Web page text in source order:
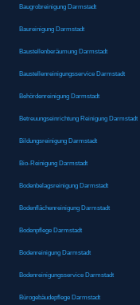
Baugrobreinigung Darmstadt
Baureinigung Darmstadt
Baustellenberäumung Darmstadt
Baustellenreinigungsservice Darmstadt
Behördenreinigung Darmstadt
Betreuungseinrichtung Reinigung Darmstadt
Bildungsreinigung Darmstadt
Bio-Reinigung Darmstadt
Bodenbelagsreinigung Darmstadt
Bodenflächenreinigung Darmstadt
Bodenpflege Darmstadt
Bodenreinigung Darmstadt
Bodenreinigungsservice Darmstadt
Bürogebäudepflege Darmstadt